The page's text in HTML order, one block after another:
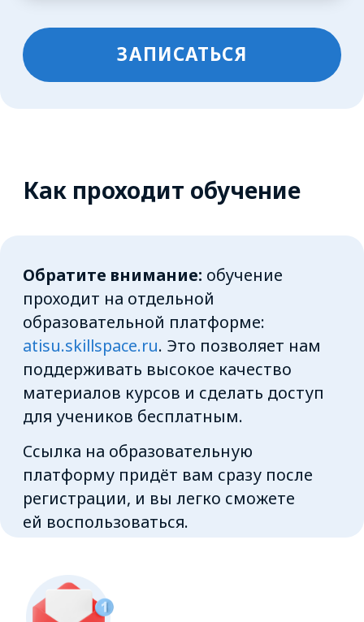
телефона
Внутри уроков вас ждут короткие
видео и конспекты, которые можно
сохранить или распечатать
используйте вашу почту, указанную
при регистрации, и пароль, который
вы придумали на atisu.skillspace.ru
БЕСПЛАТНО